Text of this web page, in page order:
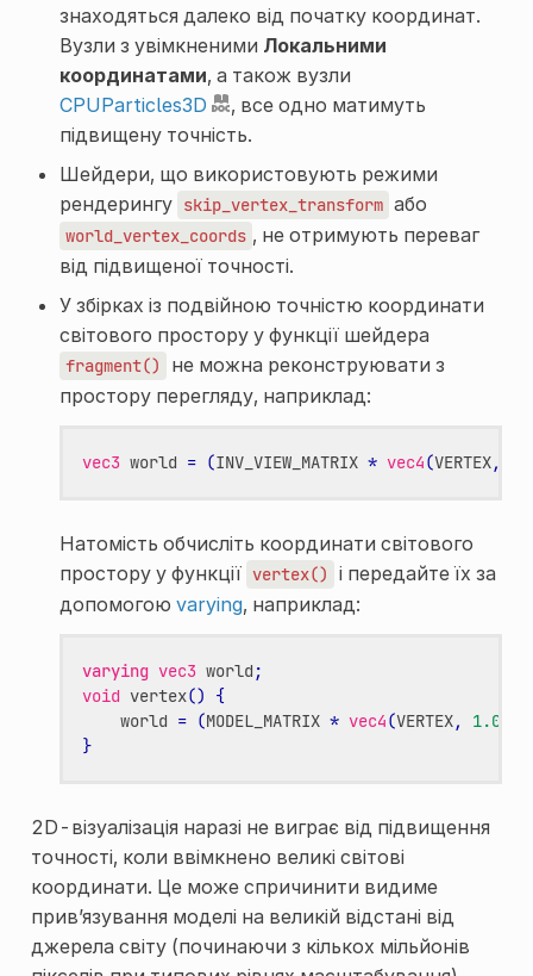
знаходяться далеко від початку координат.
Вузли з увімкненими Локальними
координатами, а також вузли
CPUParticles3D
, все одно матимуть
підвищену точність.
Шейдери, що використовують режими
рендерингу skip_vertex_transform або
world_vertex_coords , не отримують переваг
від підвищеної точності.
У збірках із подвійною точністю координати
світового простору у функції шейдера
fragment()
не можна реконструювати з
простору перегляду, наприклад:
vec3 world = (INV_VIEW_MATRIX * vec4(VERTEX,
Натомість обчисліть координати світового
простору у функції vertex()
і передайте їх за
допомогою varying, наприклад:
varying vec3 world ;
void vertex()
{
world = (MODEL_MATRIX * vec4(VERTEX, 1.0
}
2D-візуалізація наразі не виграє від підвищення
точності, коли ввімкнено великі світові
координати. Це може спричинити видиме
прив’язування моделі на великій відстані від
джерела світу (починаючи з кількох мільйонів